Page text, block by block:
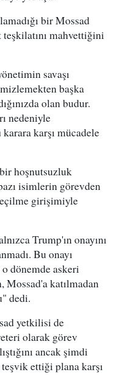
bir Mossad
mahvettiğini
savaşı
başka
olan budur.
nedeniyle
karşı mücadele
hoşnutsuzluk
isimlerin görevden
girişimiyle
Trump'ın onayını
Bu onayı
dönemde askeri
Mossad'a katılmadan
dedi.
yetkilisi de
olarak görev
ancak şimdi
ettiği plana karşı